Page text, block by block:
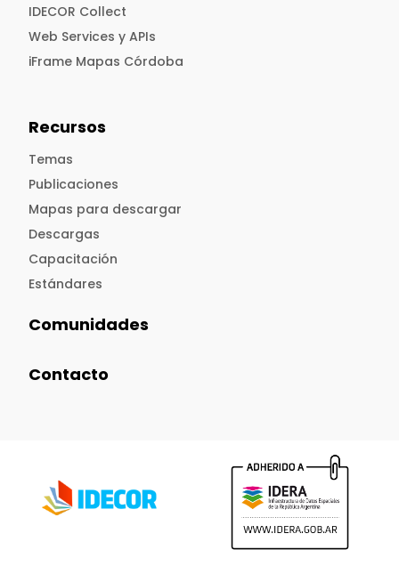
IDECOR Collect
Web Services y APIs
iFrame Mapas Córdoba
Recursos
Temas
Publicaciones
Mapas para descargar
Descargas
Capacitación
Estándares
Comunidades
Contacto